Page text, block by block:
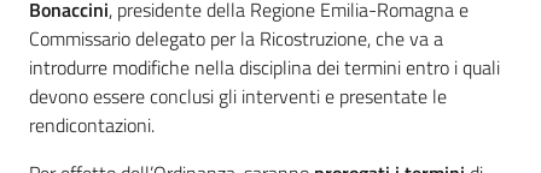
Bonaccini, presidente della Regione Emilia-Romagna e
Commissario delegato per la Ricostruzione, che va a
introdurre modifiche nella disciplina dei termini entro i quali
devono essere conclusi gli interventi e presentate le
rendicontazioni.